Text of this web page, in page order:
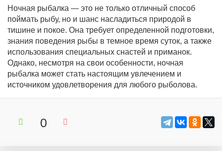
Ночная рыбалка — это не только отличный способ
поймать рыбу, но и шанс насладиться природой в
тишине и покое. Она требует определенной подготовки,
знания поведения рыбы в темное время суток, а также
использования специальных снастей и приманок.
Однако, несмотря на свои особенности, ночная
рыбалка может стать настоящим увлечением и
источником удовлетворения для любого рыболова.
0